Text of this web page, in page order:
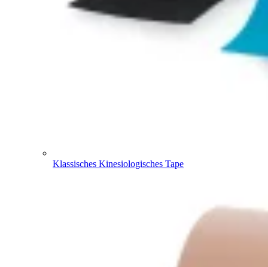
Klassisches Kinesiologisches Tape